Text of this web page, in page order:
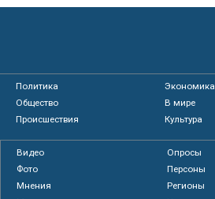
Политика
Экономика
Общество
В мире
Происшествия
Культура
Видео
Опросы
Фото
Персоны
Мнения
Регионы